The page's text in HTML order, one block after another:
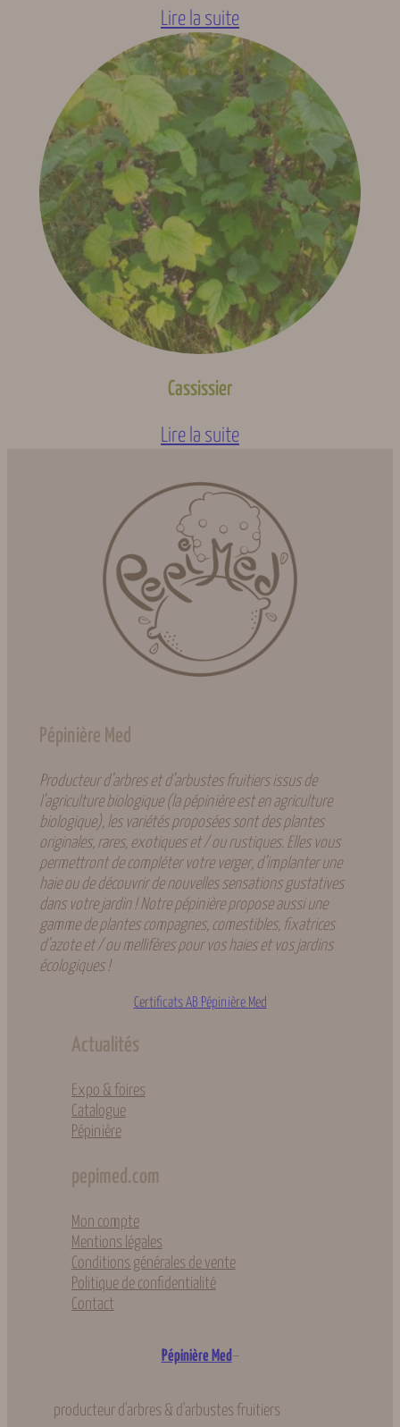
Lire la suite
Cassissier
Lire la suite
Pépinière Med
Producteur d’arbres et d’arbustes fruitiers issus de
l’agriculture biologique (la pépinière est en agriculture
biologique), les variétés proposées sont des plantes
originales, rares, exotiques et / ou rustiques. Elles vous
permettront de compléter votre verger, d’implanter une
haie ou de découvrir de nouvelles sensations gustatives
dans votre jardin ! Notre pépinière propose aussi une
gamme de plantes compagnes, comestibles, fixatrices
d’azote et / ou mellifères pour vos haies et vos jardins
écologiques !
Certificats AB Pépinière Med
Actualités
Expo & foires
Catalogue
Pépinière
pepimed.com
Mon compte
Mentions légales
Conditions générales de vente
Politique de confidentialité
Contact
Pépinière Med –
producteur d'arbres & d'arbustes fruitiers